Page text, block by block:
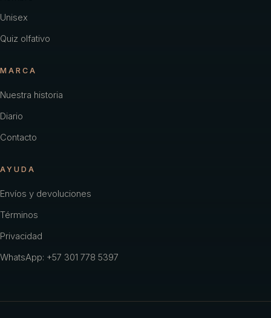
Unisex
Quiz olfativo
MARCA
Nuestra historia
Diario
Contacto
AYUDA
Envíos y devoluciones
Términos
Privacidad
WhatsApp: +57 301 778 5397